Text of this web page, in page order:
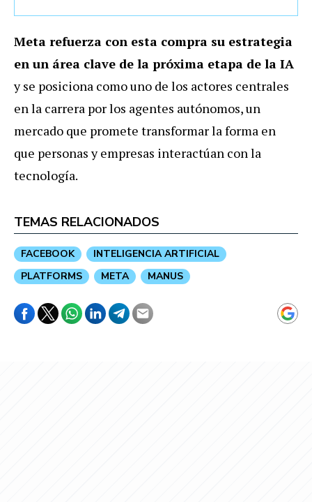
Meta refuerza con esta compra su estrategia
en un área clave de la próxima etapa de la IA
y se posiciona como uno de los actores centrales
en la carrera por los agentes autónomos, un
mercado que promete transformar la forma en
que personas y empresas interactúan con la
tecnología.
TEMAS RELACIONADOS
FACEBOOK
INTELIGENCIA ARTIFICIAL
PLATFORMS
META MANUS